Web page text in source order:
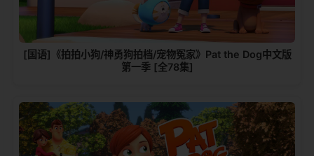
[国语]《拍拍小狗/神勇狗拍档/宠物冤家》Pat the Dog中文版
第一季 [全78集]